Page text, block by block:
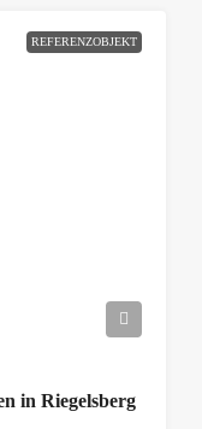
REFERENZOBJEKT
in Riegelsberg